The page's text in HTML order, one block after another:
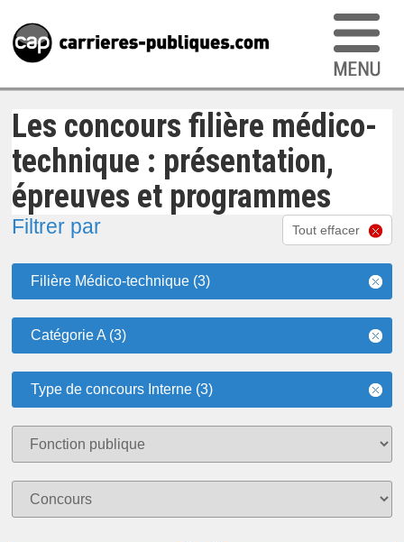
Les concours filière médico-
technique : présentation,
épreuves et programmes
Filtrer par Tout effacer
Filière Médico-technique (3)
Catégorie A (3)
Type de concours Interne (3)